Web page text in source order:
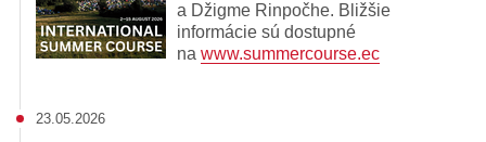
a Džigme Rinpočhe. Bližšie
informácie sú dostupné
na www.summercourse.ec
23.05.2026